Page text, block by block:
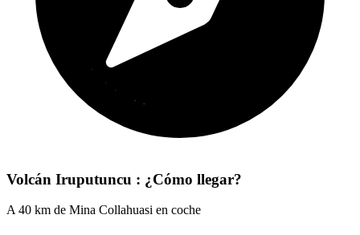
Volcán Iruputuncu : ¿Cómo llegar?
A 40 km de Mina Collahuasi en coche